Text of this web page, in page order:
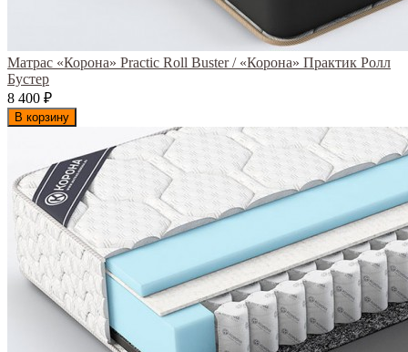
Матрас «Корона» Practic Roll Buster / «Корона» Практик Ролл
Бустер
8 400 ₽
В корзину